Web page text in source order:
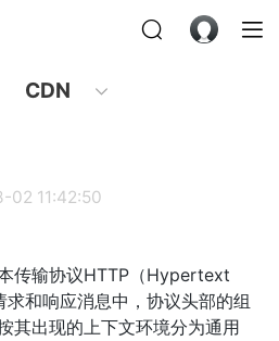
CDN
02 11:42:50
传输协议HTTP（Hypertext
和响应消息中，协议头部的组
其出现的上下文环境分为通用